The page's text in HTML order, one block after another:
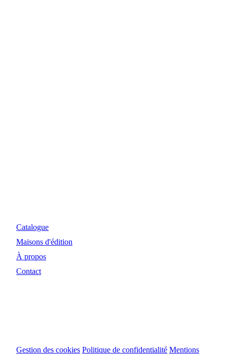
Catalogue
Maisons d'édition
À propos
Contact
Gestion des cookies Politique de confidentialité Mentions